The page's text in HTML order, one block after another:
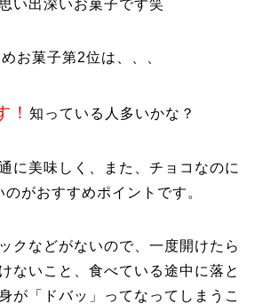
い出深いお菓子です笑
お菓子第2位は、、、
！ 知っている人多いかな？
に美味しく、また、チョコなのに
がおすすめポイントです。
クなどがないので、一度開けたら
ないこと、食べている途中に落と
が「ドバッ」ってなってしまうこ